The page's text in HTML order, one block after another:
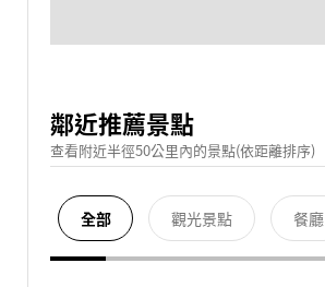
鄰近推薦景點
查看附近半徑50公里內的景點(依距離排序)
全部 觀光景點 餐廳